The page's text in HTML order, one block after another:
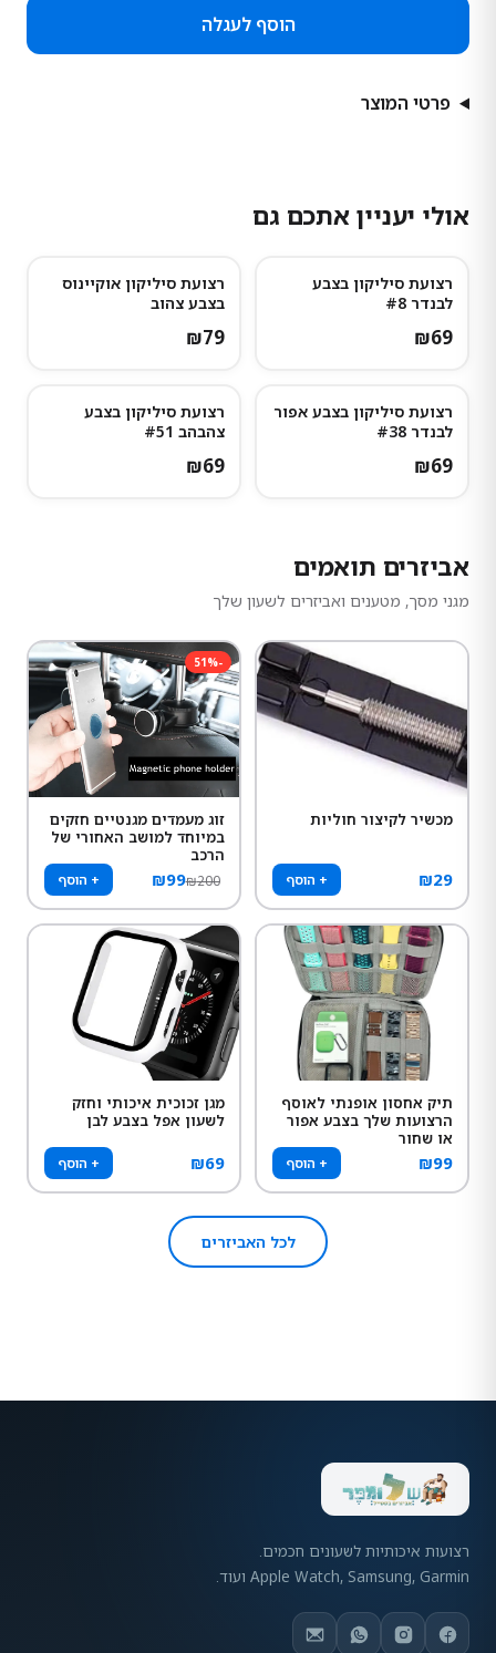
הוסף לעגלה
פרטי המוצר
אולי יעניין אתכם גם
רצועת סיליקון בצבע
לבנדר #8
₪69
רצועת סיליקון אוקיינוס
בצבע צהוב
₪79
רצועת סיליקון בצבע אפור
לבנדר #38
₪69
רצועת סיליקון בצבע
צהבהב #51
₪69
אביזרים תואמים
מגני מסך, מטענים ואביזרים לשעון שלך
מכשיר לקיצור חוליות
₪29 + הוסף
-
51%
זוג מעמדים מגנטיים חזקים
במיוחד למושב האחורי של
הרכב
₪99₪200 + הוסף
תיק אחסון אופנתי לאוסף
הרצועות שלך בצבע אפור
או שחור
₪99 + הוסף
מגן זכוכית איכותי וחזק
לשעון אפל בצבע לבן
₪69 + הוסף
לכל האביזרים
רצועות איכותיות לשעונים חכמים.
Apple Watch, Samsung, Garmin ועוד.